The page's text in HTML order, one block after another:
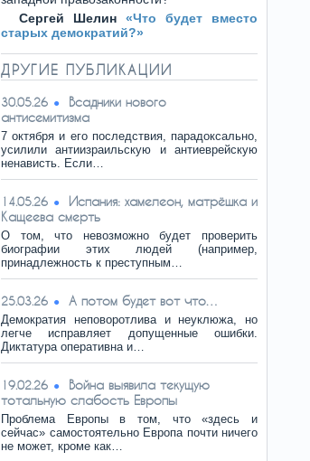
Сергей Шелин «Что будет вместо
старых демократий?»
ДРУГИЕ ПУБЛИКАЦИИ
30.05.26
Всадники нового
антисемитизма
7 октября и его последствия, парадоксально,
усилили антиизраильскую и антиеврейскую
ненависть. Если…
14.05.26
Испания: хамелеон, матрёшка и
Кащеева смерть
О том, что невозможно будет проверить
биографии этих людей (например,
принадлежность к преступным…
25.03.26 А потом будет вот что…
Демократия неповоротлива и неуклюжа, но
легче исправляет допущенные ошибки.
Диктатура оперативна и…
19.02.26
Война выявила текущую
тотальную слабость Европы
Проблема Европы в том, что «здесь и
сейчас» самостоятельно Европа почти ничего
не может, кроме как…